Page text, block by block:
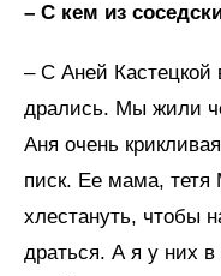
– С кем из
– С Аней Кастецкой
дрались. Мы жили
Аня очень
писк. Ее мама, тетя
хлестануть, чтобы
драться. А я у них в